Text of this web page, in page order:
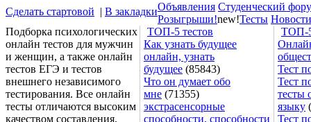
Сделать стартовой | В закладкиОбъявления Студенческий
Тесты Новости
Розыгрыши!new!
Подборка психологических
онлайн тестов для мужчин
и женщин, а также онлайн
тестов ЕГЭ и тестов
внешнего независимого
тестирования. Все онлайн
тесты отличаются высоким
качеством составления.
ТОП-5 тестов
ТОП-
Как узнать будущее
онлайн, узнать
будущее (85843)
Что он думает обо
мне (71355)
экстрасенсорные
способности, способности
Тест
Тест
тесты
языку
Тест